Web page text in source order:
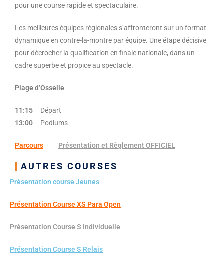
pour une course rapide et spectaculaire.
Les meilleures équipes régionales s’affronteront sur un format
dynamique en contre-la-montre par équipe. Une étape décisive
pour décrocher la qualification en finale nationale, dans un
cadre superbe et propice au spectacle.
Plage d’Osselle
11:15 Départ
13:00 Podiums
Parcours Présentation et Règlement OFFICIEL
AUTRES COURSES
Présentation course Jeunes
Présentation Course XS Para Open
Présentation Course S Individuelle
Présentation Course S Relais